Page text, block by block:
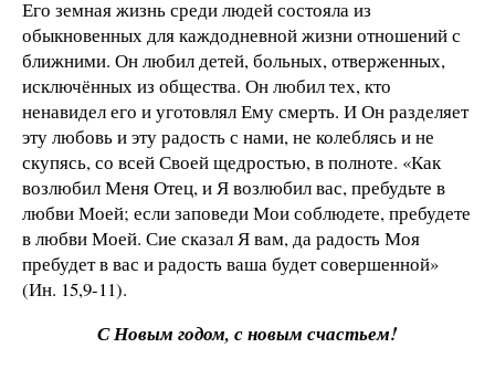
Его земная жизнь среди людей состояла из
обыкновенных для каждодневной жизни отношений с
ближними. Он любил детей, больных, отверженных,
исключённых из общества. Он любил тех, кто
ненавидел его и уготовлял Ему смерть. И Он разделяет
эту любовь и эту радость с нами, не колеблясь и не
скупясь, со всей Своей щедростью, в полноте. «Как
возлюбил Меня Отец, и Я возлюбил вас, пребудьте в
любви Моей; если заповеди Мои соблюдете, пребудете
в любви Моей. Сие сказал Я вам, да радость Моя
пребудет в вас и радость ваша будет совершенной»
(Ин. 15,9-11).
С Новым годом, с новым счастьем!